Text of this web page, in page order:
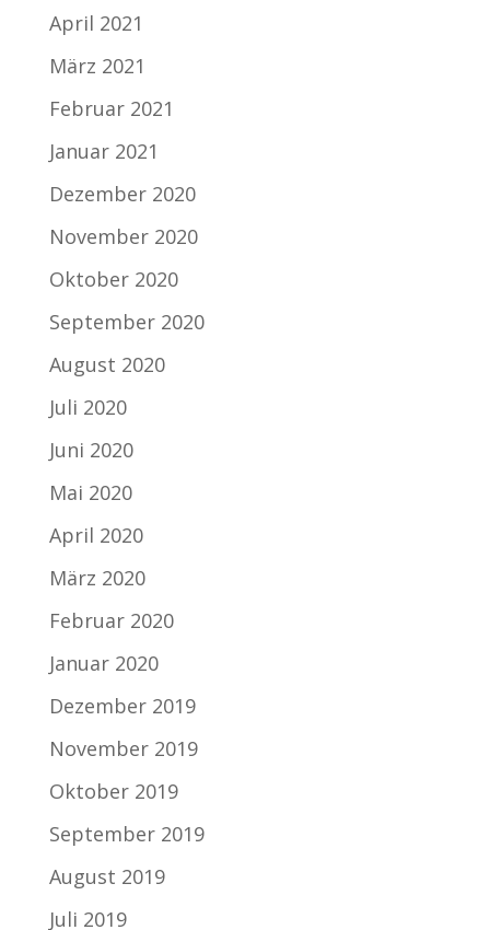
April 2021
März 2021
Februar 2021
Januar 2021
Dezember 2020
November 2020
Oktober 2020
September 2020
August 2020
Juli 2020
Juni 2020
Mai 2020
April 2020
März 2020
Februar 2020
Januar 2020
Dezember 2019
November 2019
Oktober 2019
September 2019
August 2019
Juli 2019